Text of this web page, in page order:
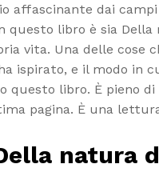
affascinante dai
questo libro è sia
vita. Una delle cose
ispirato, e il modo in
questo libro. È pieno
pagina. È una
natura